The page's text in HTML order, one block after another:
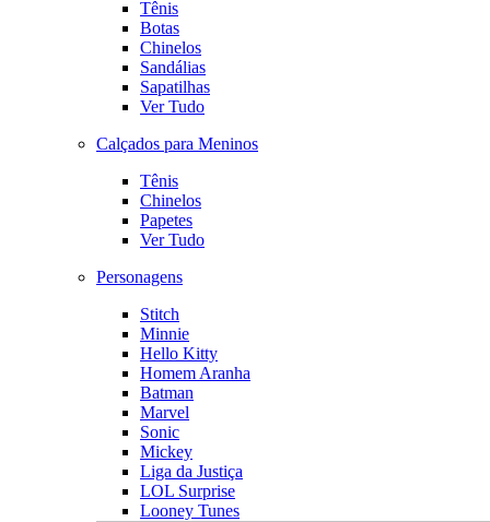
Tênis
Botas
Chinelos
Sandálias
Sapatilhas
Ver Tudo
Calçados para Meninos
Tênis
Chinelos
Papetes
Ver Tudo
Personagens
Stitch
Minnie
Hello Kitty
Homem Aranha
Batman
Marvel
Sonic
Mickey
Liga da Justiça
LOL Surprise
Looney Tunes